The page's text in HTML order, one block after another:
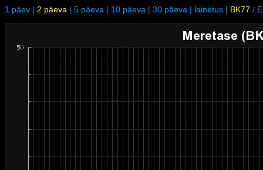
1 päev | 2 päeva | 5 päeva | 10 päeva | 30 päeva | lainetus | BK77 /